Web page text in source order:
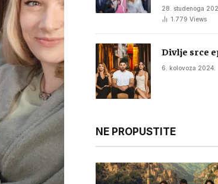
regiji
28. studenoga
1.779 Views
Divlje srce
6. kolovoza 2024.
NE PROPUSTITE